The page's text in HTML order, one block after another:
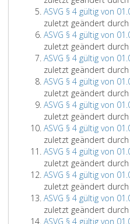
ASVG § 4 gültig von
zuletzt geändert
ASVG § 4 gültig von
zuletzt geändert
ASVG § 4 gültig von
zuletzt geändert
ASVG § 4 gültig von
zuletzt geändert
ASVG § 4 gültig von
zuletzt geändert durch
ASVG § 4 gültig von
zuletzt geändert durch
ASVG § 4 gültig von
zuletzt geändert durch
ASVG § 4 gültig von
zuletzt geändert durch
ASVG § 4 gültig von
zuletzt geändert durch
ASVG § 4 gültig von